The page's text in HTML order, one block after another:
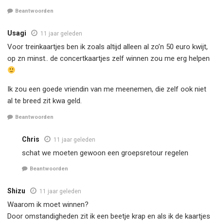
Beantwoorden
Usagi 11 jaar geleden
Voor treinkaartjes ben ik zoals altijd alleen al zo’n 50 euro kwijt,
op zn minst.. de concertkaartjes zelf winnen zou me erg helpen
Ik zou een goede vriendin van me meenemen, die zelf ook niet
al te breed zit kwa geld.
Beantwoorden
Chris 11 jaar geleden
schat we moeten gewoon een groepsretour regelen
Beantwoorden
Shizu 11 jaar geleden
Waarom ik moet winnen?
Door omstandigheden zit ik een beetje krap en als ik de kaartjes